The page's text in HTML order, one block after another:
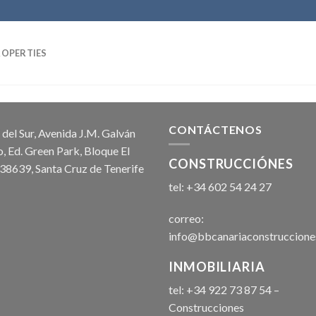
Sur, Avenida J.M. Galván
Ed. Green Park, Bloque El
Santa Cruz de Tenerife
CONTÁCTENOS
CONSTRUCCIÓNES
tel: +34 602 54 24 27
correo:
INMOBILIARIA
tel: +34 922 73 87 54 –
Construcciones